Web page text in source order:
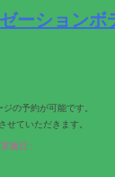
ーションボ
の予約が可能です。
ていただきます。
施日 :